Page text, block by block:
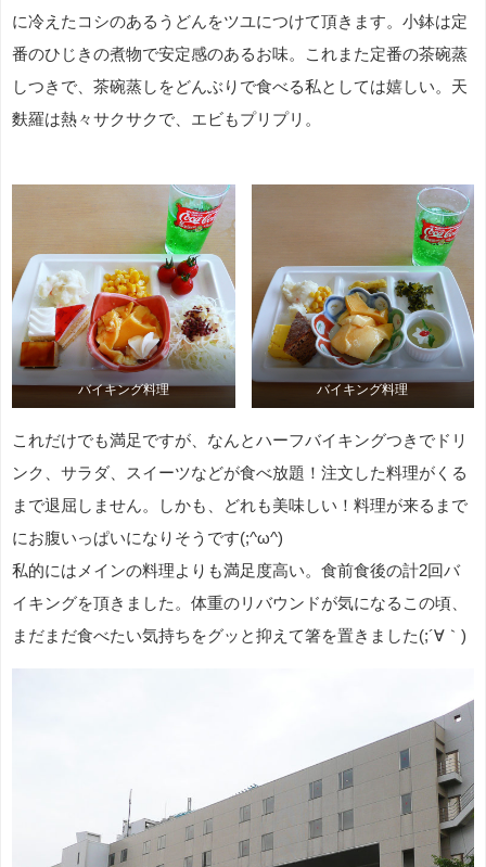
に冷えたコシのあるうどんをツユにつけて頂きます。小鉢は定
番のひじきの煮物で安定感のあるお味。これまた定番の茶碗蒸
しつきで、茶碗蒸しをどんぶりで食べる私としては嬉しい。天
麩羅は熱々サクサクで、エビもプリプリ。
バイキング料理 バイキング料理
これだけでも満足ですが、なんとハーフバイキングつきでドリ
ンク、サラダ、スイーツなどが食べ放題！注文した料理がくる
まで退屈しません。しかも、どれも美味しい！料理が来るまで
にお腹いっぱいになりそうです(;^ω^)
私的にはメインの料理よりも満足度高い。食前食後の計2回バ
イキングを頂きました。体重のリバウンドが気になるこの頃、
まだまだ食べたい気持ちをグッと抑えて箸を置きました(;´∀｀)